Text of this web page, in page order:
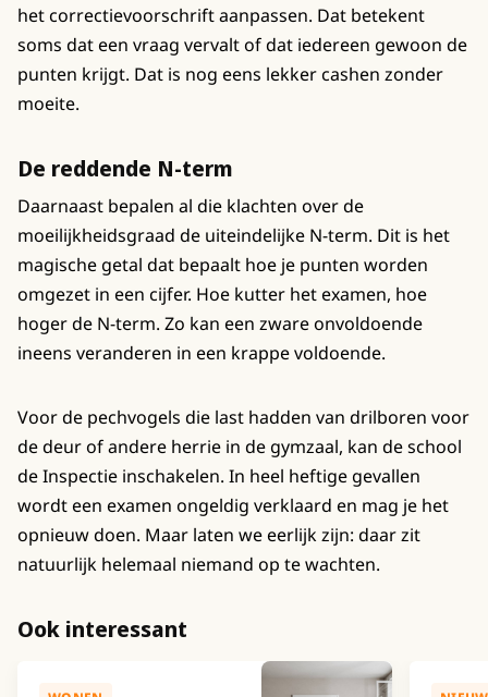
het correctievoorschrift aanpassen. Dat betekent
soms dat een vraag vervalt of dat iedereen gewoon de
punten krijgt. Dat is nog eens lekker cashen zonder
moeite.
De reddende N-term
Daarnaast bepalen al die klachten over de
moeilijkheidsgraad de uiteindelijke N-term. Dit is het
magische getal dat bepaalt hoe je punten worden
omgezet in een cijfer. Hoe kutter het examen, hoe
hoger de N-term. Zo kan een zware onvoldoende
ineens veranderen in een krappe voldoende.
Voor de pechvogels die last hadden van drilboren voor
de deur of andere herrie in de gymzaal, kan de school
de Inspectie inschakelen. In heel heftige gevallen
wordt een examen ongeldig verklaard en mag je het
opnieuw doen. Maar laten we eerlijk zijn: daar zit
natuurlijk helemaal niemand op te wachten.
Ook interessant